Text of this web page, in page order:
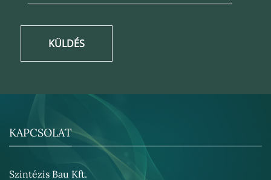
KÜLDÉS
KAPCSOLAT
Szintézis Bau Kft.